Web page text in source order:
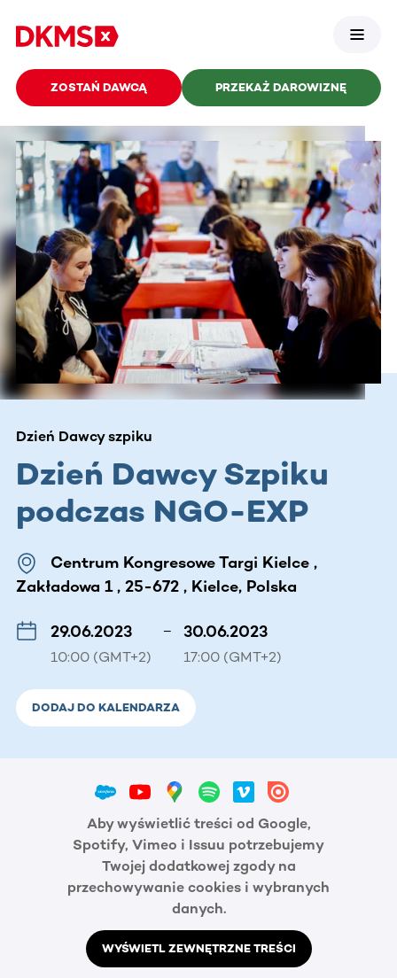
ZOSTAŃ DAWCĄ PRZEKAŻ DAROWIZNĘ
Dzień Dawcy szpiku
Dzień Dawcy Szpiku
podczas NGO-EXP
Centrum Kongresowe Targi Kielce ,
Zakładowa 1 , 25-672 , Kielce, Polska
29.06.2023
10:00 (GMT+2)
– 30.06.2023
17:00 (GMT+2)
DODAJ DO KALENDARZA
Aby wyświetlić treści od Google,
Spotify, Vimeo i Issuu potrzebujemy
Twojej dodatkowej zgody na
przechowywanie cookies i wybranych
danych.
WYŚWIETL ZEWNĘTRZNE TREŚCI